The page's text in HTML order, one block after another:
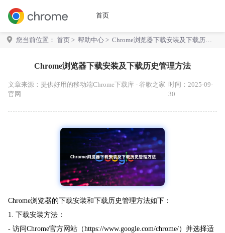
首页
您当前位置： 首页 > 帮助中心 > Chrome浏览器下载安装及下载历史
Chrome浏览器下载安装及下载历史管理方法
文章来源： 提供好用的移动端Chrome下载库 - 谷歌之家
官网
时间：2025-09-
30
Chrome浏览器的下载安装和下载历史管理方法如下：
1. 下载安装方法：
- 访问Chrome官方网站（https://www.google.com/chrome/）并选择适